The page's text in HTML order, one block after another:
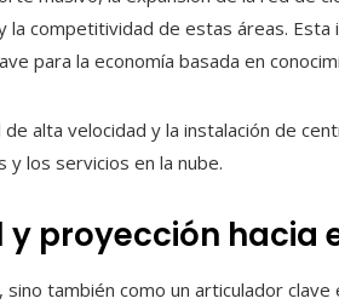
competitividad de estas áreas. Esta
para la economía basada en
alta velocidad y la instalación de
los servicios en la nube.
proyección hacia
también como un articulador